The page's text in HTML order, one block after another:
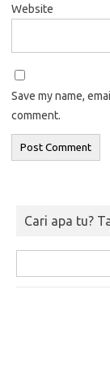
Website
Save my name,
comment.
Cari apa tu?